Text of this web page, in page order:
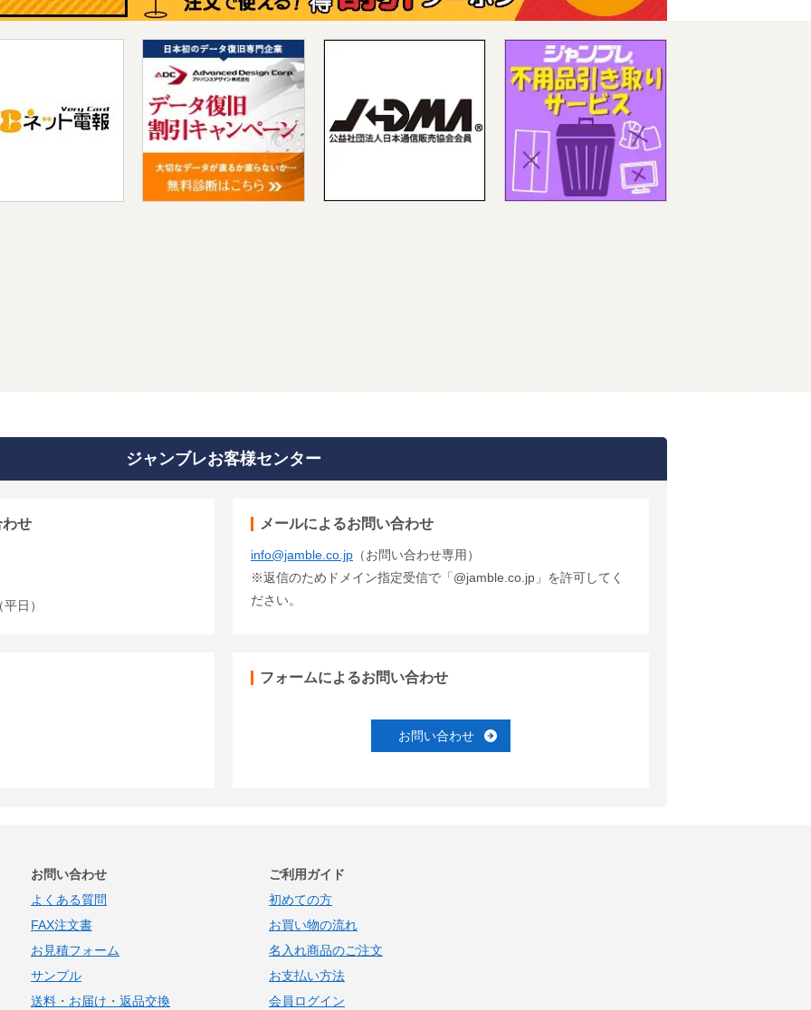
ジャンブレお客様センター
せ
日）
メールによるお問い合わせ
info@jamble.co.jp （お問い合わせ専用）
※返信のためドメイン指定受信で「@jamble.co.jp」を許可してく
ださい。
フォームによるお問い合わせ
お問い合わせ
お問い合わせ
よくある質問
FAX注文書
お見積フォーム
サンプル
送料・お届け・返品交換
ご利用ガイド
初めての方
お買い物の流れ
名入れ商品のご注文
お支払い方法
会員ログイン